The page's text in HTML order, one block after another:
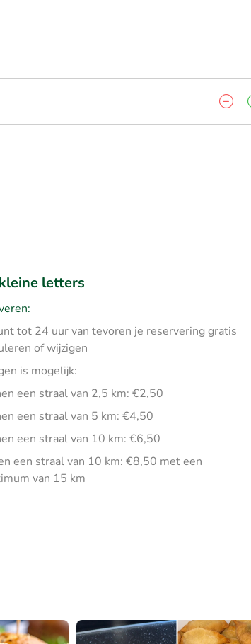
letters
tot 24 uur van tevoren je reservering gratis
of wijzigen
is mogelijk:
een straal van 2,5 km: €2,50
een straal van 5 km: €4,50
een straal van 10 km: €6,50
een straal van 10 km: €8,50 met een
van 15 km